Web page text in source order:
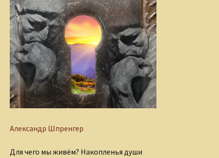
Александр Шпренгер
Для чего мы живём? Накопленья души